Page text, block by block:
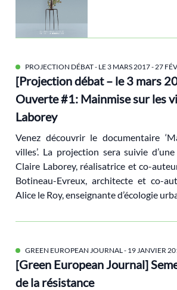
PROJECTION DÉBAT - LE 3 MARS 2017- 27
[Projection débat – le 3 mars
Ouverte #1: Mainmise sur les
Laborey
Venez découvrir le documentaire
villes’. La projection sera suivie
Claire Laborey, réalisatrice et co-
Botineau-Evreux, architecte et co-
Alice le Roy, enseignante d’écologie
GREEN EUROPEAN JOURNAL- 19 JANVIER
[Green European Journal]
de la résistance
décroissance
Démocratie
Droit international
écofascisme
écoféminisme
Écologie et Politique [Revue]
Ecologie politique
écologie populaire
Economie
économie circulaire
EELV
Elections
élections